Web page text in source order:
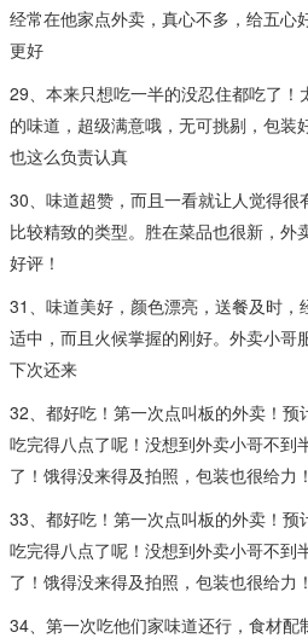
经常在他家点外卖，真心不多，给五心
更好
29、本来只想吃一半的没忍住都吃了！
的味道，超级满意哦，无可挑剔，包装
也这么负责认真
30、味道超赞，而且一看就让人觉得
比较精致的类型。胜在菜品也很新，外
好评！
31、味道美好，颜色漂亮，送餐及时，
适中，而且火候掌握的刚好。外卖小哥
下次还来
32、都好吃！第一次点叫板的外卖！
吃完得八点了呢！没想到外卖小哥不到
了！饿得没来得及拍照，包装也很给力
33、都好吃！第一次点叫板的外卖！
吃完得八点了呢！没想到外卖小哥不到
了！饿得没来得及拍照，包装也很给力
34、第一次吃他们家味道还行，食材